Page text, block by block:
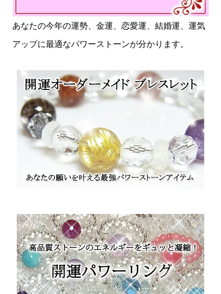
あなたの今年の運勢、金運、恋愛運、結婚運、運気
アップに最適なパワーストーンが分かります。